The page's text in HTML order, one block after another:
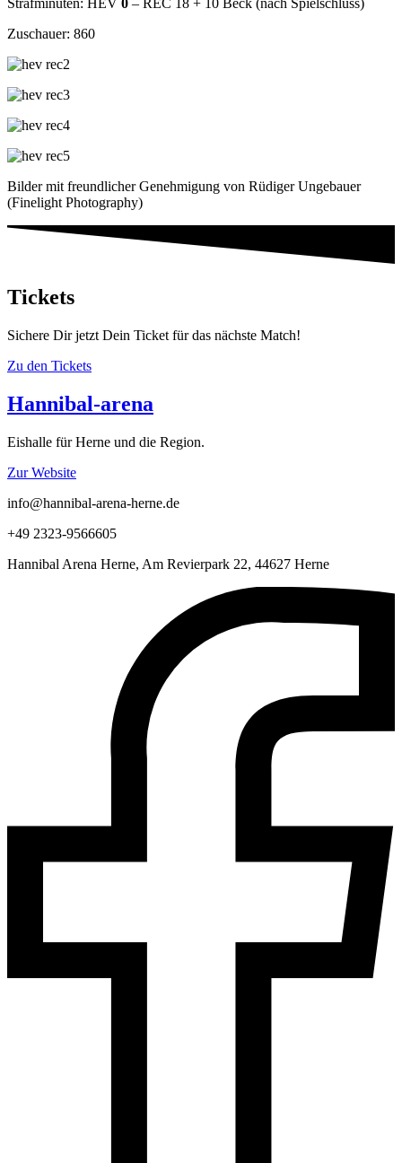
Strafminuten: HEV 0 – REC 18 + 10 Beck (nach Spielschluss)
Zuschauer: 860
Bilder mit freundlicher Genehmigung von Rüdiger Ungebauer
(Finelight Photography)
Tickets
Sichere Dir jetzt Dein Ticket für das nächste Match!
Zu den Tickets
Hannibal-arena
Eishalle für Herne und die Region.
Zur Website
info@hannibal-arena-herne.de
+49 2323-9566605
Hannibal Arena Herne, Am Revierpark 22, 44627 Herne